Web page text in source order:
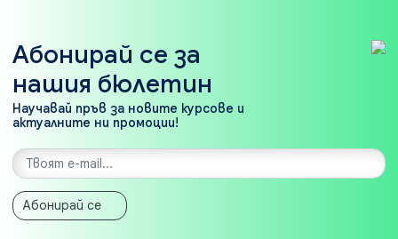
Абонирай се за
нашия бюлетин
Научавай пръв за новите курсове и
актуалните ни промоции!
Абонирай се